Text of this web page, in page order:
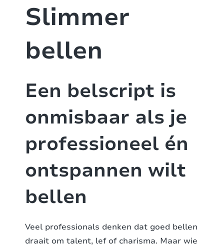
Slimmer
bellen
Een belscript is
onmisbaar als je
professioneel én
ontspannen wilt
bellen
Veel professionals denken dat goed bellen
draait om talent, lef of charisma. Maar wie